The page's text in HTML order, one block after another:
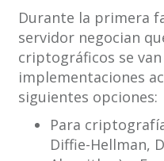
Durante la primera
servidor negocian
criptográficos se van
implementaciones
siguientes opciones:
Para
Diffie-Hellman,